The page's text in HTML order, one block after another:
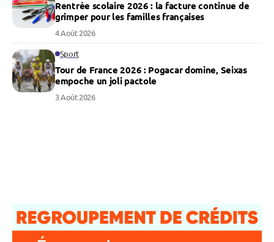
Rentrée scolaire 2026 : la facture continue de
grimper pour les familles françaises
4 Août 2026
Sport
Tour de France 2026 : Pogacar domine, Seixas
empoche un joli pactole
3 Août 2026